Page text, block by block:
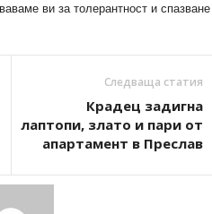
ви за толерантност и спазване
Следваща статия
Крадец задигна
лаптопи, злато и пари от
апартамент в Преслав